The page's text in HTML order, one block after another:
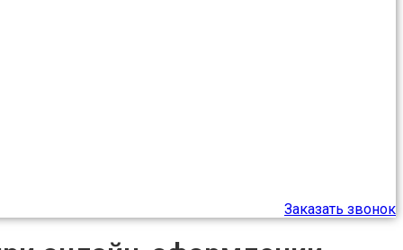
Заказать звонок